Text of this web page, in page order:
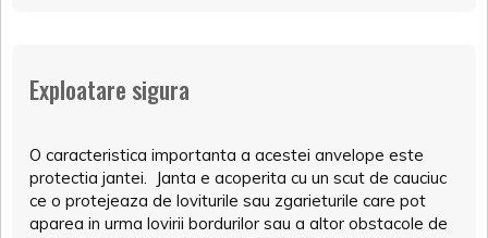
Exploatare sigura
O caracteristica importanta a acestei anvelope este
protectia jantei. Janta e acoperita cu un scut de cauciuc
ce o protejeaza de loviturile sau zgarieturile care pot
aparea in urma lovirii bordurilor sau a altor obstacole de